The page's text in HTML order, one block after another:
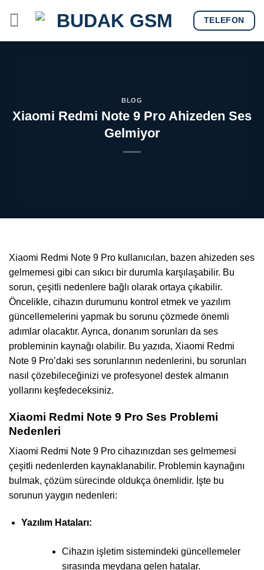
TELEFON
BLOG
Xiaomi Redmi Note 9 Pro Ahizeden Ses
Gelmiyor
Xiaomi Redmi Note 9 Pro kullanıcıları, bazen ahizeden ses
gelmemesi gibi can sıkıcı bir durumla karşılaşabilir. Bu
sorun, çeşitli nedenlere bağlı olarak ortaya çıkabilir.
Öncelikle, cihazın durumunu kontrol etmek ve yazılım
güncellemelerini yapmak bu sorunu çözmede önemli
adımlar olacaktır. Ayrıca, donanım sorunları da ses
probleminin kaynağı olabilir. Bu yazıda, Xiaomi Redmi
Note 9 Pro’daki ses sorunlarının nedenlerini, bu sorunları
nasıl çözebileceğinizi ve profesyonel destek almanın
yollarını keşfedeceksiniz.
Xiaomi Redmi Note 9 Pro Ses Problemi
Nedenleri
Xiaomi Redmi Note 9 Pro cihazınızdan ses gelmemesi
çeşitli nedenlerden kaynaklanabilir. Problemin kaynağını
bulmak, çözüm sürecinde oldukça önemlidir. İşte bu
sorunun yaygın nedenleri:
Yazılım Hataları:
Cihazın işletim sistemindeki güncellemeler
sırasında meydana gelen hatalar.